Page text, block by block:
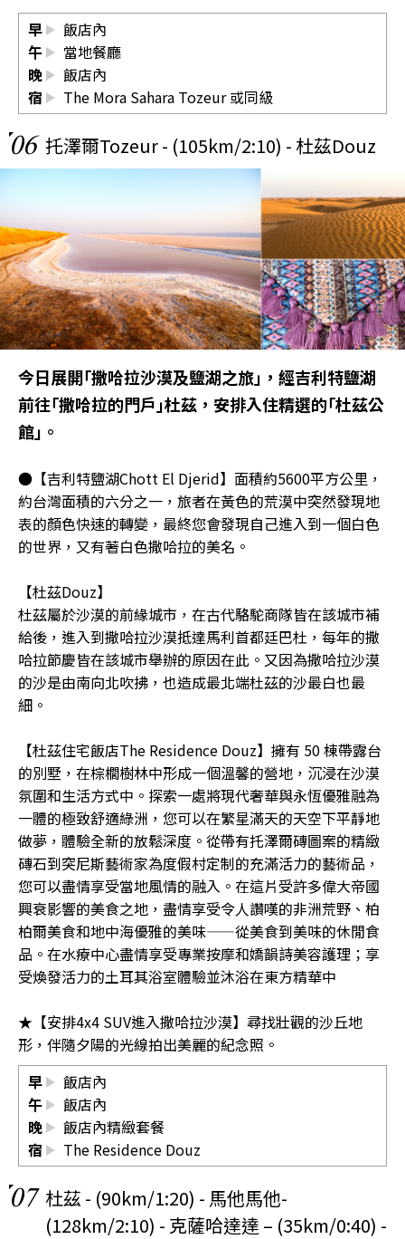
早
飯店內
午
當地餐廳
晚
飯店內
宿
The Mora Sahara Tozeur或同級
06 托澤爾Tozeur - (105km/2:10) - 杜茲Douz
今日展開｢撒哈拉沙漠及鹽湖之旅｣，經吉利特鹽湖
前往｢撒哈拉的門戶｣杜茲，安排入住精選的｢杜茲公
館｣。
●【吉利特鹽湖Chott El Djerid】面積約5600平方公里，
約台灣面積的六分之一，旅者在黃色的荒漠中突然發現地
表的顏色快速的轉變，最終您會發現自己進入到一個白色
的世界，又有著白色撒哈拉的美名。
【杜茲Douz】
杜茲屬於沙漠的前緣城市，在古代駱駝商隊皆在該城市補
給後，進入到撒哈拉沙漠抵達馬利首都廷巴杜，每年的撒
哈拉節慶皆在該城市舉辦的原因在此。又因為撒哈拉沙漠
的沙是由南向北吹拂，也造成最北端杜茲的沙最白也最
細。
【杜茲住宅飯店The Residence Douz】擁有 50 棟帶露台
的別墅，在棕櫚樹林中形成一個溫馨的營地，沉浸在沙漠
氛圍和生活方式中。探索一處將現代奢華與永恆優雅融為
一體的極致舒適綠洲，您可以在繁星滿天的天空下平靜地
做夢，體驗全新的放鬆深度。從帶有托澤爾磚圖案的精緻
磚石到突尼斯藝術家為度假村定制的充滿活力的藝術品，
您可以盡情享受當地風情的融入。在這片受許多偉大帝國
興衰影響的美食之地，盡情享受令人讚嘆的非洲荒野、柏
柏爾美食和地中海優雅的美味——從美食到美味的休閒食
品。在水療中心盡情享受專業按摩和嬌韻詩美容護理；享
受煥發活力的土耳其浴室體驗並沐浴在東方精華中
★【安排4x4 SUV進入撒哈拉沙漠】尋找壯觀的沙丘地
形，伴隨夕陽的光線拍出美麗的紀念照。
早
飯店內
午
飯店內
晚
飯店內精緻套餐
宿
The Residence Douz
07 杜茲 - (90km/1:20) - 馬他馬他-
(128km/2:10) - 克薩哈達達 – (35km/0:40) -